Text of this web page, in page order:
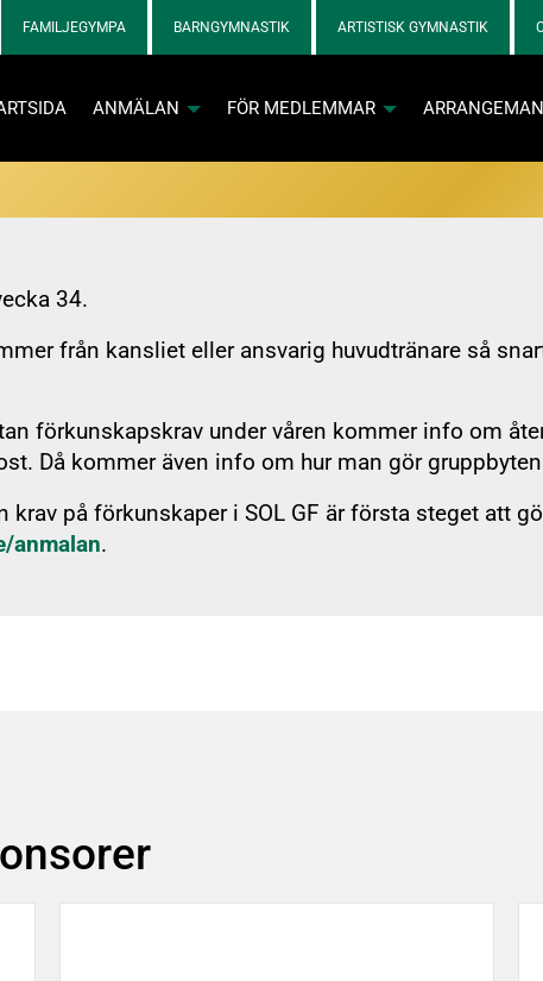
FAMILJEGYMPA BARNGYMNASTIK ARTISTISK GYMNASTIK
ANMÄLAN
aktiva
FÖR MEDLEMMAR
Info och
34.
från kansliet eller ansvarig huvudtränare så
förkunskapskrav under våren kommer info om
Då kommer även info om hur man gör
krav på förkunskaper i SOL GF är första steget att
anmalan.